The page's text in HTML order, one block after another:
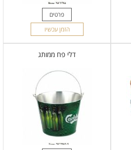
פרטים
הזמן עכשיו
דלי פח ממותג